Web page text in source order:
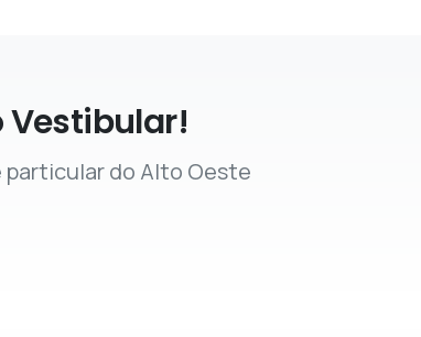
Vestibular!
particular do Alto Oeste